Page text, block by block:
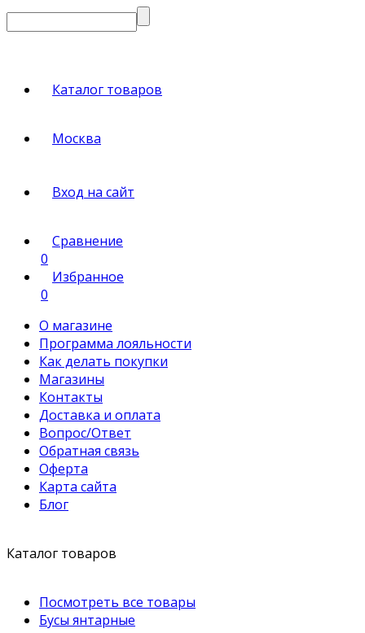
Каталог товаров
Москва
Вход на сайт
Сравнение
0
Избранное
0
О магазине
Программа лояльности
Как делать покупки
Магазины
Контакты
Доставка и оплата
Вопрос/Ответ
Обратная связь
Оферта
Карта сайта
Блог
Каталог товаров
Посмотреть все товары
Бусы янтарные